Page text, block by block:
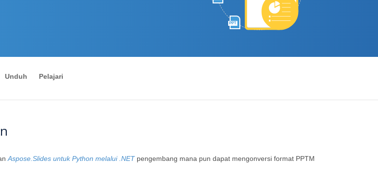
PPT
Unduh Pelajari
Aspose.Slides untuk Python melalui .NETpengembang mana pun dapat mengonversi format PPTM